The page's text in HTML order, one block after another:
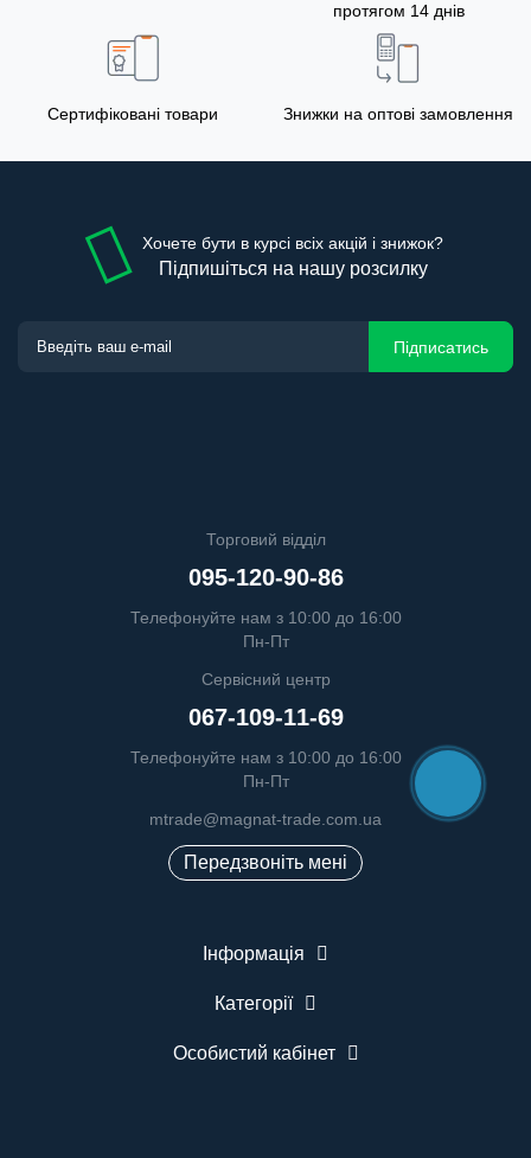
протягом 14 днів
Сертифіковані товари Знижки на оптові замовлення
Хочете бути в курсі всіх акцій і знижок?
Підпишіться на нашу розсилку
Підписатись
Торговий відділ
095-120-90-86
Телефонуйте нам з 10:00 до 16:00
Пн-Пт
Сервісний центр
067-109-11-69
Телефонуйте нам з 10:00 до 16:00
Пн-Пт
mtrade@magnat-trade.com.ua
Передзвоніть мені
Інформація
Категорії
Особистий кабінет